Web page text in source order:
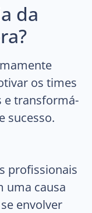
da
os times
e transformá-
sucesso.
profissionais
uma causa
envolver